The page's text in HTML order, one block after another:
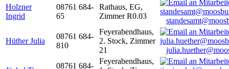
Holzner
Ingrid
08761 684-
65
Rathaus, EG,
Zimmer R0.03
Hüther Julia
08761 684-
810
Feyerabendhaus,
2. Stock, Zimmer
21
08761 684-
Feyerabendhaus,